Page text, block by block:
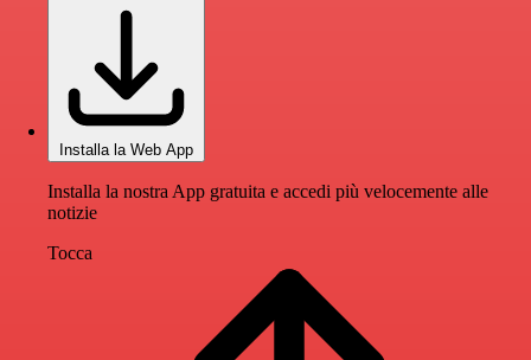
Installa la Web App
Installa la nostra App gratuita e accedi più velocemente alle
notizie
Tocca